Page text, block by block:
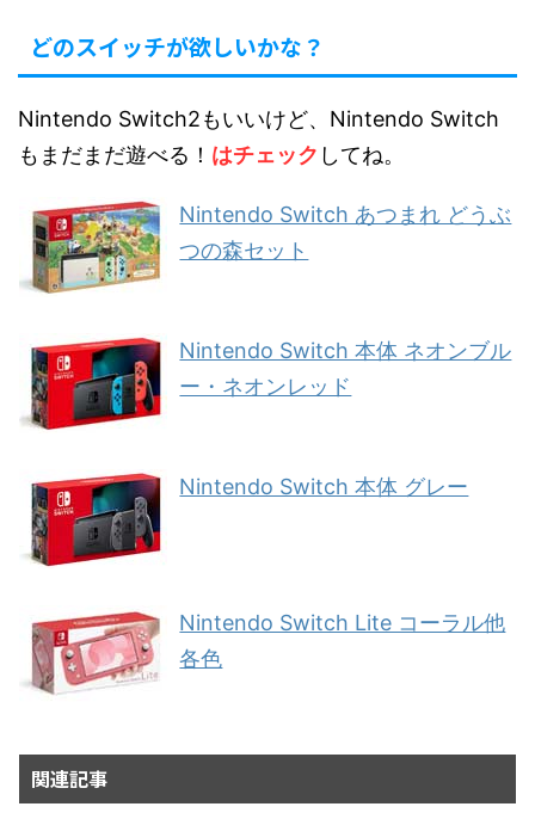
どのスイッチが欲しいかな？
Nintendo Switch2もいいけど、Nintendo Switch
もまだまだ遊べる！ はチェック してね。
Nintendo Switch あつまれ どうぶ
つの森セット
Nintendo Switch 本体 ネオンブル
ー・ネオンレッド
Nintendo Switch 本体 グレー
Nintendo Switch Lite コーラル他
各色
関連記事